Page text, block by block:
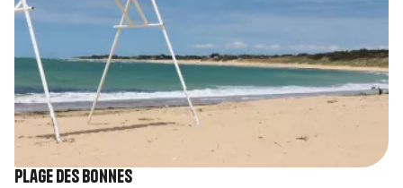
Plage des Bonnes